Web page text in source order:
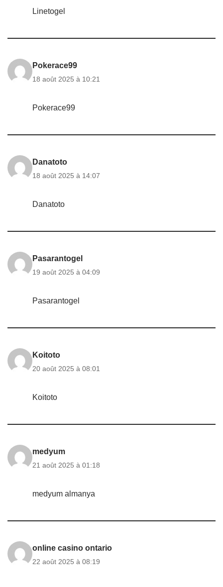
Linetogel
Pokerace99
18 août 2025 à 10:21
Pokerace99
Danatoto
18 août 2025 à 14:07
Danatoto
Pasarantogel
19 août 2025 à 04:09
Pasarantogel
Koitoto
20 août 2025 à 08:01
Koitoto
medyum
21 août 2025 à 01:18
medyum almanya
online casino ontario
22 août 2025 à 08:19